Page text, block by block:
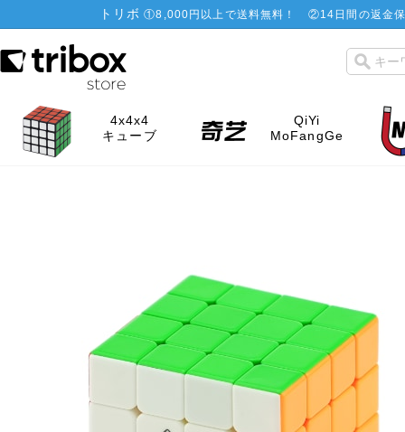
トリボ ①8,000円以上で送料無料！ ②14日間の返金
4x4x4
キューブ
QiYi
MoFangGe